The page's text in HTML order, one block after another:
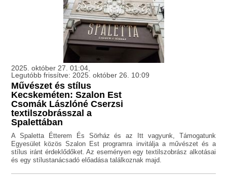
2025. október 27. 01:04,
Legutóbb frissítve: 2025. október 26. 10:09
Művészet és stílus
Kecskeméten: Szalon Est
Csomák Lászlóné Cserzsi
textilszobrásszal a
Spalettában
A Spaletta Étterem És Sörház és az Itt vagyunk, Támogatunk
Egyesület közös Szalon Est programra invitálja a művészet és a
stílus iránt érdeklődőket. Az eseményen egy textilszobrász alkotásai
és egy stílustanácsadó előadása találkoznak majd.